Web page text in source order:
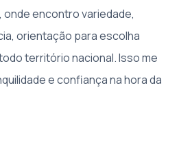
, onde encontro variedade,
orientação para escolha
território nacional. Isso me
e confiança na hora da